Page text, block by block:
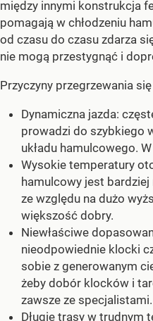
między innymi konstrukcja
pomagają w chłodzeniu
od czasu do czasu zdarza
nie mogą przestygnąć i
Przyczyny przegrzewania
Dynamiczna jazda:
prowadzi do szybkiego
układu hamulcowego.
Wysokie temperatury
hamulcowy jest bardziej
ze względu na dużo
większość dobry.
Niewłaściwe
nieodpowiednie klocki
sobie z generowanym
żeby dobór klocków i
zawsze ze specjalistami.
Długie trasy w trudnym